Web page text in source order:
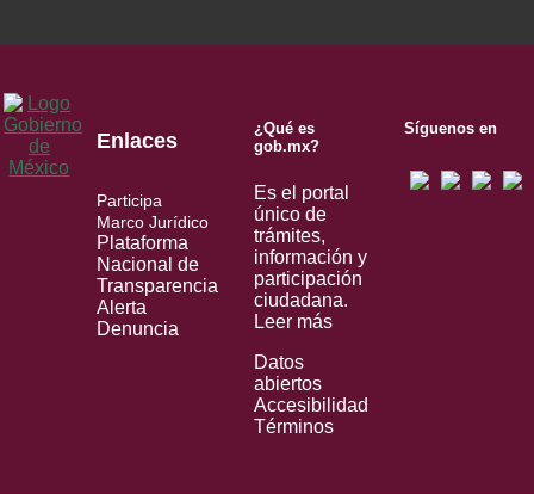
Enlaces
Participa
Marco Jurídico
Plataforma
Nacional de
Transparencia
Alerta
Denuncia
¿Qué es
gob.mx?
Es el portal
único de
trámites,
información y
participación
ciudadana.
Leer más
Datos
abiertos
Accesibilidad
Términos
Síguenos en